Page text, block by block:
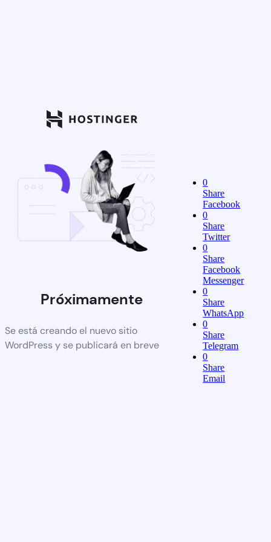
Próximamente
Se está creando el nuevo sitio
WordPress y se publicará en breve
0
Share
Facebook
0
Share
Twitter
0
Share
Facebook
Messenger
0
Share
WhatsApp
0
Share
Telegram
0
Share
Email